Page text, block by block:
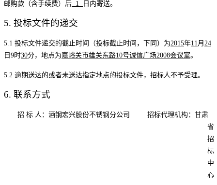
邮购款（含手续费）后 1 日内寄送。
5. 投标文件的递交
5.1 投标文件递交的截止时间（投标截止时间，下同）为2015年11月 24
日 9时30分，地点为嘉峪关市雄关东路10号诚信广场2008会议室。
5.2 逾期送达的或者未送达指定地点的投标文件，招标人不予受理。
6. 联系方式
招 标 人： 酒钢宏兴股份不锈钢分公司 招标代理机构： 甘肃
省
招
标
中
心